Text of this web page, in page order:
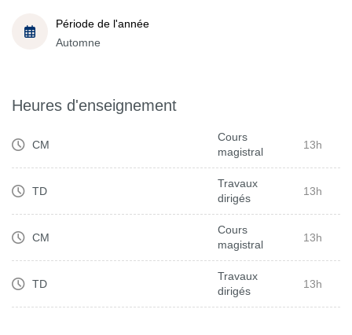
Période de l'année
Automne
Heures d'enseignement
CM
Cours
magistral
13h
TD
Travaux
dirigés
13h
CM
Cours
magistral
13h
TD
Travaux
dirigés
13h